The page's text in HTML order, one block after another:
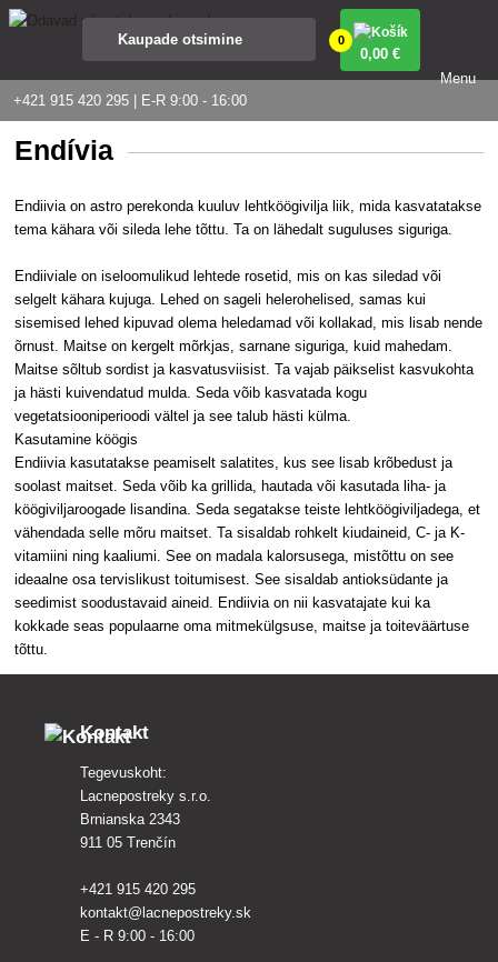
+421 915 420 295 | E-R 9:00 - 16:00
0
0,00 €
Menu
Endívia
Endiivia on astro perekonda kuuluv lehtköögivilja liik, mida kasvatatakse
tema kähara või sileda lehe tõttu. Ta on lähedalt suguluses siguriga.
Endiiviale on iseloomulikud lehtede rosetid, mis on kas siledad või
selgelt kähara kujuga. Lehed on sageli helerohelised, samas kui
sisemised lehed kipuvad olema heledamad või kollakad, mis lisab nende
õrnust. Maitse on kergelt mõrkjas, sarnane siguriga, kuid mahedam.
Maitse sõltub sordist ja kasvatusviisist. Ta vajab päikselist kasvukohta
ja hästi kuivendatud mulda. Seda võib kasvatada kogu
vegetatsiooniperioodi vältel ja see talub hästi külma.
Kasutamine köögis
Endiivia kasutatakse peamiselt salatites, kus see lisab krõbedust ja
soolast maitset. Seda võib ka grillida, hautada või kasutada liha- ja
köögiviljaroogade lisandina. Seda segatakse teiste lehtköögiviljadega, et
vähendada selle mõru maitset. Ta sisaldab rohkelt kiudaineid, C- ja K-
vitamiini ning kaaliumi. See on madala kalorsusega, mistõttu on see
ideaalne osa tervislikust toitumisest. See sisaldab antioksüdante ja
seedimist soodustavaid aineid. Endiivia on nii kasvatajate kui ka
kokkade seas populaarne oma mitmekülgsuse, maitse ja toiteväärtuse
tõttu.
Kontakt
Tegevuskoht:
Lacnepostreky s.r.o.
Brnianska 2343
911 05 Trenčín
+421 915 420 295
kontakt@lacnepostreky.sk
E - R 9:00 - 16:00